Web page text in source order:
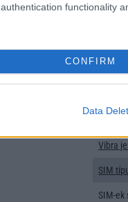
authentication functionality
CONFIRM
Data
Iránytũ
Vibra
SIM
SIM-ek